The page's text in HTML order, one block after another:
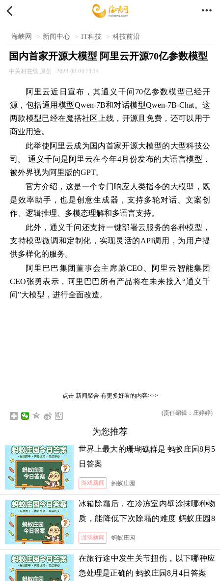
 
海峡网 > 新闻中心 > IT科技 > 科技前沿
国内首家开源大模型 阿里云开源70亿参数模型
中关村在线 原创 2023-08-04 18:14
阿里云近日宣布，其通义千问70亿参数模型已经开
源，包括通用模型Qwen-7B和对话模型Qwen-7B-Chat。这
两款模型已经在魔搭社区上线，开源且免费，还可以用于
商业用途。
此举使阿里云成为国内首家开源大模型的大型科技公
司。 通义千问是阿里云在今年4月份发布的大语言模型，
被外界视为阿里版的GPT。
官方介绍，这是一个专门响应人类指令的大模型，既
是效率助手，也是创意生成器，支持多轮对话、文案创
作、逻辑推理、多模态理解和多语言支持。
此外，通义千问还支持一键部署云服务的各种模型，
支持模型微调和定制化，实现灵活的API调用，为用户提
供多样化的服务。
阿里巴巴集团董事会主席兼CEO、阿里云智能集团
CEO张勇表示，阿里巴巴所有产品将在未来接入“通义千
问”大模型，进行全面改造。
点击 新闻聚合有更多好看的内容>>>
(责任编辑：庄婷婷)
为您推荐
世界上最大的珊瑚礁群是 蚂蚁庄园8月5
日答案
游戏新闻 蚂蚁庄园
冰箱除霜后，在冷冻室内壁涂抹哪种物
质，能降低下次除霜的难度 蚂蚁庄园8
月5日答案
游戏新闻 蚂蚁庄园
在旅行途中发生关节扭伤，以下哪种应
急处理是正确的 蚂蚁庄园8月4日答案